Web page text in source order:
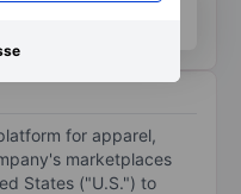
for apparel,
marketplaces
States ("U.S.") to